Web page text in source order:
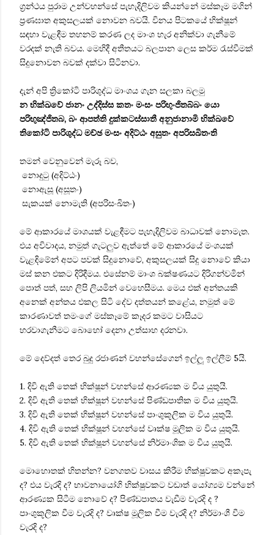
ග්‍රන්ථය පුරාම උන්වහන්සේ පැහැදිලිවම කියන්නේ මස්කෑම මගින්
ප්‍රණඝාත අකුසලයක් නොවන බවයි. විනය පිටකයේ භික්ෂූන්
සඳහා වැළඳීම තහනම් කරණ ලද මාංශ හැර අනික්වා ගැනීමේ
වරදක් නැති බවය. මෙහිදී අතීතයට බලපාන ලෙස කර්ම රැස්වීමක්
සිදුනොවන බවක් දක්වා සිටිනවා.
දැන් අපි ත්‍රිකෝටි පාරිශුද්ධ මාංශය ගැන සලකා බලමු
න භික්ඛවේ ජානං උද්දිස්ස කතං මංසං පරිභුංජිතබ්බං යො
පරිභුඤ්ජිතබ, බං ආපත්ති දුක්කටස්සාතී අනුජානාමි භික්ඛවේ
තිකෝටි පාරිශුද්ධ මච්ඡ මංසං අදිට්ඨං අසුතං අපරිසඛිතංති
තමන් වෙනුවෙන් මැරූ බව,
නොදුටු (අදිට්ඨං)
නොඇසූ (අසූතං)
සැකයක් නොමැති (අපරිසංඛිතං)
මේ ආකාරයේ මාශයක් වැළඳීමට පැහැදිලිවම බාධාවක් නොමැත.
එය අවිවාදය, නමුත් ගැටලුව ඇත්තේ මේ ආකාරයේ මංශයක්
වැළඳිමේන් අපට පවක් සිදුනොවේ, අකුසලයක් සිදු නොවේ කියා
මස් කන එකට දිරිදීමය. එසේනම් මාංශ බක්ෂණයට දිරිගන්වමින්
පොත් පත්, සහ ලිපි ලියමින් වෙහෙසීමය. මෙය එක් අන්තයකි
අනෙක් අන්තය එකල සිටි දේව දත්තයන් කළේය, නමුත් මේ
කාරණාවත් තමංගේ මස්කෑමේ කෑදර කමට වාසියට
හරවාගැනීමට බොහෝ දෙනා උත්සාහ දරනවා.
මේ දෙව්දත් තෙර බුදු රජාණන් වහන්සේගෙන් ඉල්ලූ ඉල්ලීම් 5යි.
1. දිවි ඇති තෙක් භික්ෂූන් වහන්සේ ආරණ්‍යක ම විය යුතුයි.
2. දිවි ඇති තෙක් භික්ෂූන් වහන්සේ පිණ්ඩපාතික ම විය යුතුයි.
3. දිවි ඇති තෙක් භික්ෂූන් වහන්සේ පාංශුකූලික ම විය යුතුයි.
4. දිවි ඇති තෙක් භික්ෂූන් වහන්සේ වෘක්ෂ මූලික ම විය යුතුයි.
5. දිවි ඇති තෙක් භික්ෂූන් වහන්සේ නිර්මාංශික ම විය යුතුයි.
මොහොතක් හිතන්න? වනගතව වාසය කිරීම භික්ෂුවකට අකැපැ
ද? එය වැරදි ද? භාවනායෝගි භික්ෂුවකට වඩාත් යෝග්‍යම වන්නේ
ආරණ්‍යක සිටීම නොවේ ද? පිණ්ඩපාතය වැඩීම වැරදි ද ?
පාංශුකූලික වීම වැරදි ද? වෘක්ෂ මූලික වීම වැරදි ද? නිර්මාංශී වීම
වැරදි ද?